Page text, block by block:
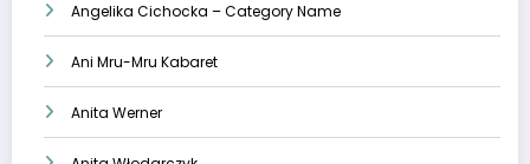
Angelika Cichocka – Category Name
Ani Mru-Mru Kabaret
Anita Werner